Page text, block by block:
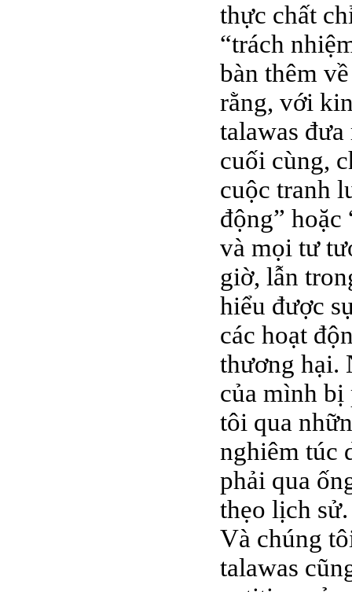
thực chất
“trách
bàn thêm
rằng, với
talawas
cuối cùng,
cuộc tranh
động”
và mọi tư
giờ, lẫn
hiểu được
các hoạt
thương hại.
của mình bị
tôi qua
nghiêm túc
phải qua
thẹo lịch
Và chúng
talawas